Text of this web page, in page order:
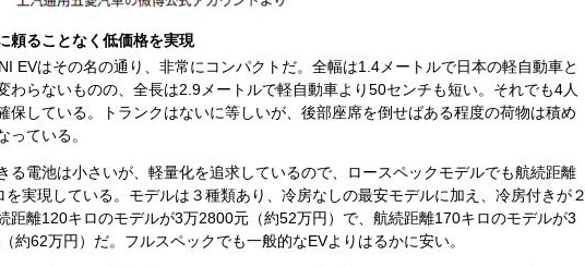
頼ることなく低価格を実現
EVはその名の通り、非常にコンパクトだ。全幅は1.4メートルで日本の軽自動車と
わらないものの、全長は2.9メートルで軽自動車より50センチも短い。それでも4人
保している。トランクはないに等しいが、後部座席を倒せばある程度の荷物は積め
っている。
る電池は小さいが、軽量化を追求しているので、ロースペックモデルでも航続距離
を実現している。モデルは３種類あり、冷房なしの最安モデルに加え、冷房付きが２
距離120キロのモデルが3万2800元（約52万円）で、航続距離170キロのモデルが3
約62万円）だ。フルスペックでも一般的なEVよりはるかに安い。